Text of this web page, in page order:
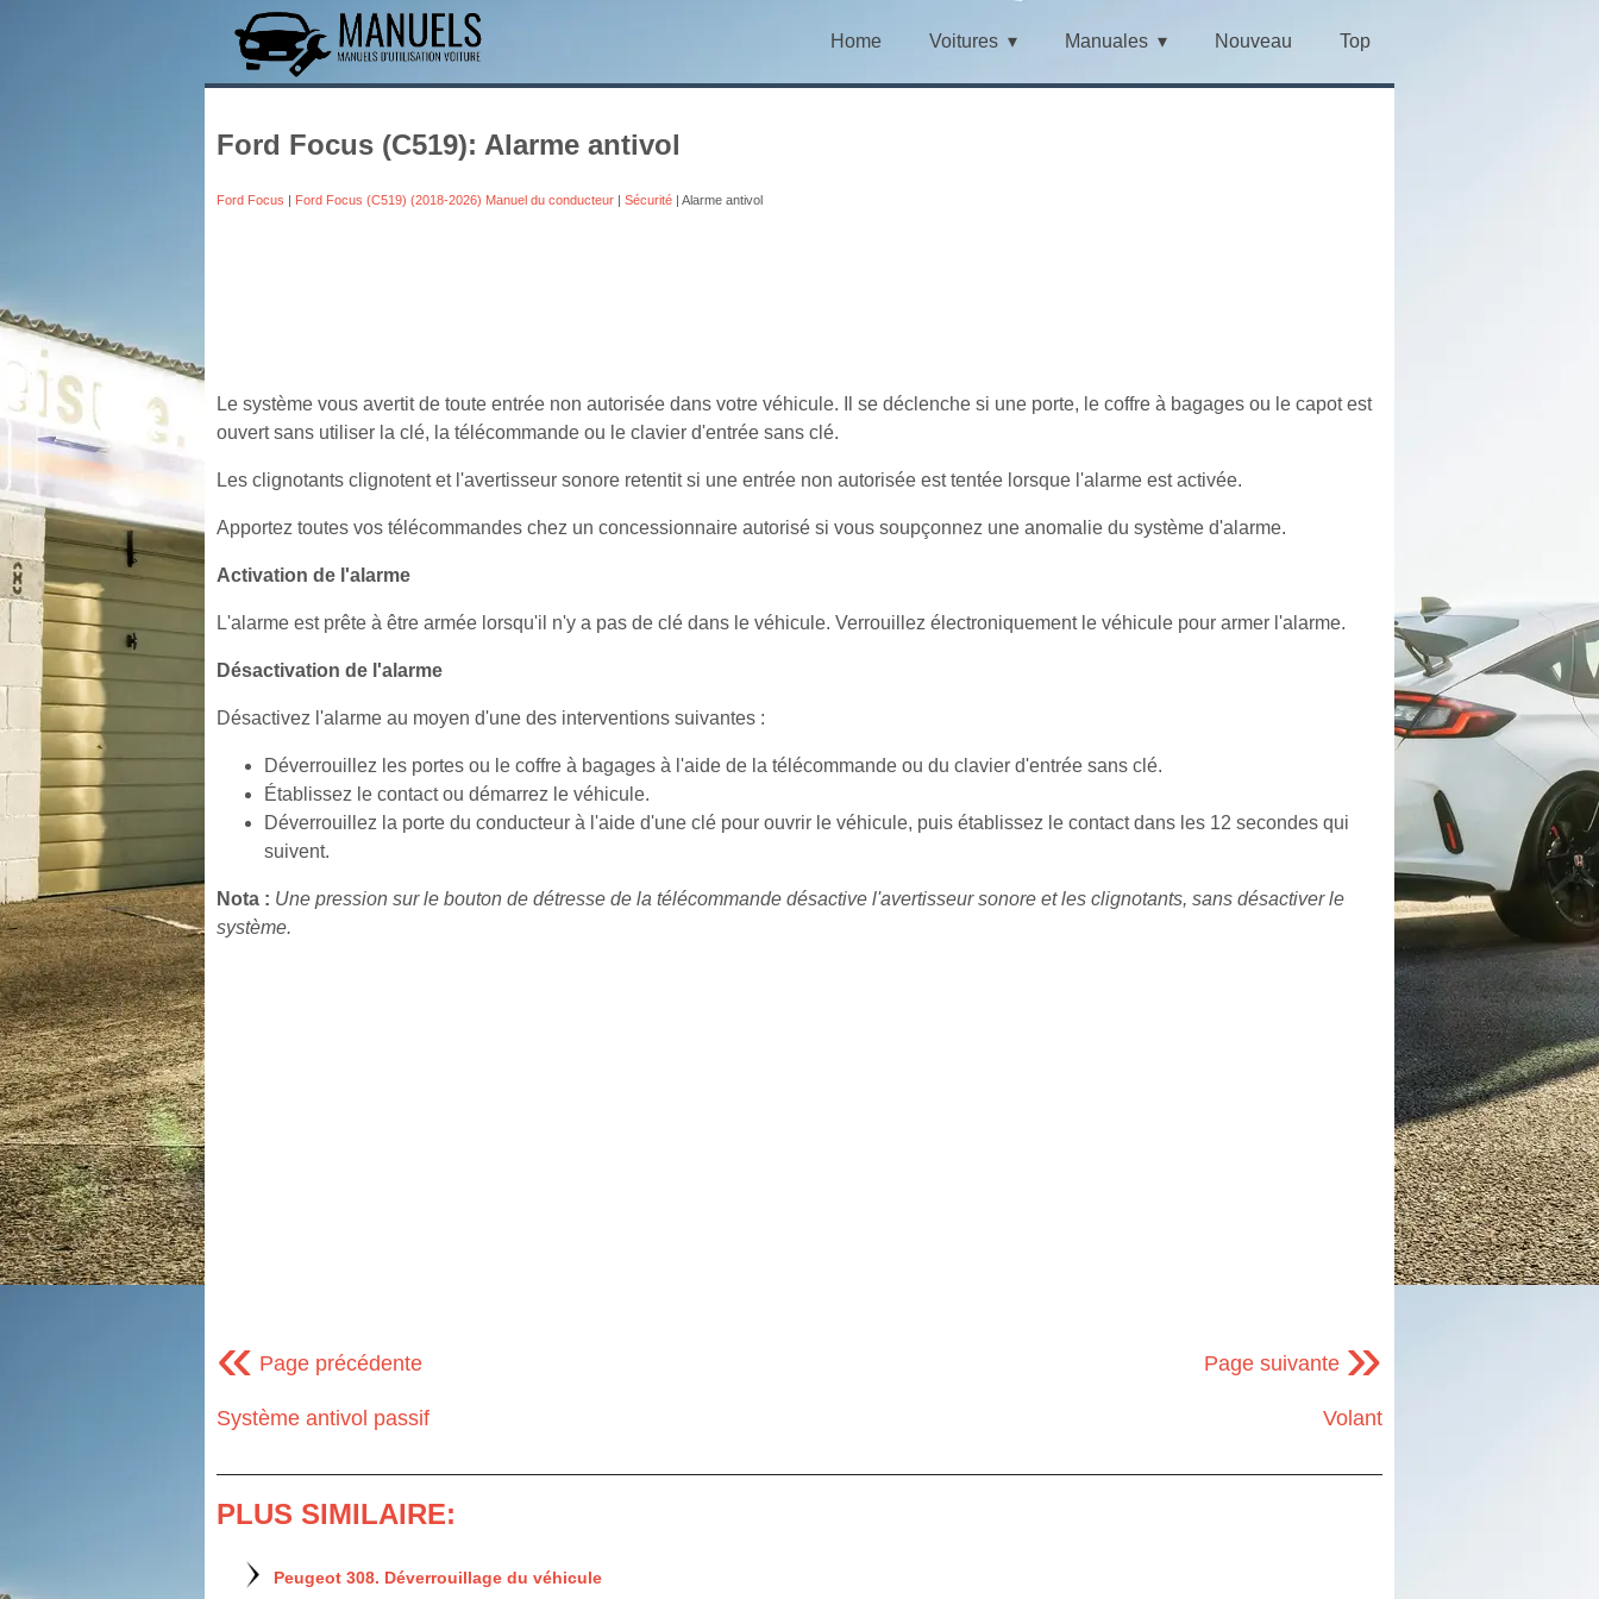
Home Voitures Manuales Nouveau Top
Ford Focus (C519): Alarme antivol
Ford Focus | Ford Focus (C519) (2018-2026) Manuel du conducteur | Sécurité | Alarme antivol
Le système vous avertit de toute entrée non autorisée dans votre véhicule. Il se déclenche si une porte, le coffre à bagages ou le capot est
ouvert sans utiliser la clé, la télécommande ou le clavier d'entrée sans clé.
Les clignotants clignotent et l'avertisseur sonore retentit si une entrée non autorisée est tentée lorsque l'alarme est activée.
Apportez toutes vos télécommandes chez un concessionnaire autorisé si vous soupçonnez une anomalie du système d'alarme.
Activation de l'alarme
L'alarme est prête à être armée lorsqu'il n'y a pas de clé dans le véhicule. Verrouillez électroniquement le véhicule pour armer l'alarme.
Désactivation de l'alarme
Désactivez l'alarme au moyen d'une des interventions suivantes :
Déverrouillez les portes ou le coffre à bagages à l'aide de la télécommande ou du clavier d'entrée sans clé.
Établissez le contact ou démarrez le véhicule.
Déverrouillez la porte du conducteur à l'aide d'une clé pour ouvrir le véhicule, puis établissez le contact dans les 12 secondes qui
suivent.
Nota : Une pression sur le bouton de détresse de la télécommande désactive l'avertisseur sonore et les clignotants, sans désactiver le
système.
« Page précédente
Système antivol passif
Page suivante »
Volant
PLUS SIMILAIRE:
Peugeot 308. Déverrouillage du véhicule